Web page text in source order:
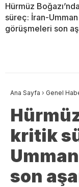
Hürmüz
süreç: İran-Umman
görüşmeleri son
Ana Sayfa › Genel
kritik
son